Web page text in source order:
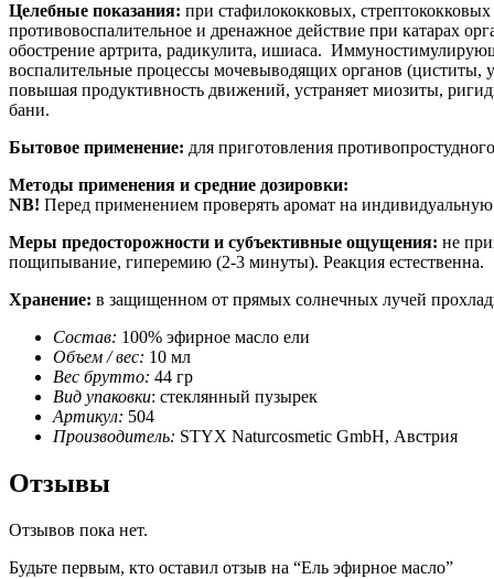
Целебные показания: при стафилококковых,
противовоспалительное и дренажное действие при катарах
обострение артрита, радикулита, ишиаса.
воспалительные процессы мочевыводящих органов (циститы,
повышая продуктивность движений, устраняет миозиты,
бани.
Бытовое применение: для приготовления
Методы применения и средние дозировки:
NB! Перед применением проверять аромат на
Меры предосторожности и субъективные ощущения: не
пощипывание, гиперемию (2-3 минуты). Реакция естественна.
Хранение: в защищенном от прямых солнечных лучей
Состав: 100% эфирное масло ели
Объем / вес: 10 мл
Вес брутто: 44 гр
Вид упаковки: стеклянный пузырек
Артикул: 504
Производитель: STYX Naturcosmetic GmbH, Австрия
Отзывы
Отзывов пока нет.
Будьте первым, кто оставил отзыв на “Ель эфирное масло”